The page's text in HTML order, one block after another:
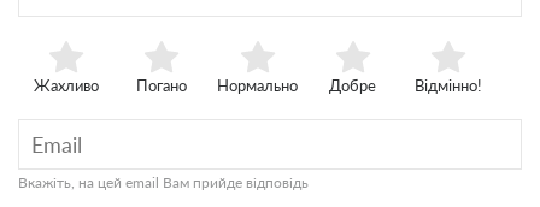
Жахливо Погано Нормально Добре Відмінно!
Вкажіть, на цей email Вам прийде відповідь